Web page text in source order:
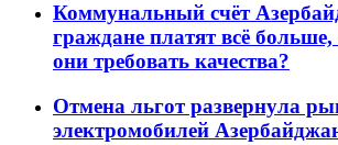
Коммунальный счёт
граждане платят всё
они требовать качества?
Отмена льгот развернула
электромобилей